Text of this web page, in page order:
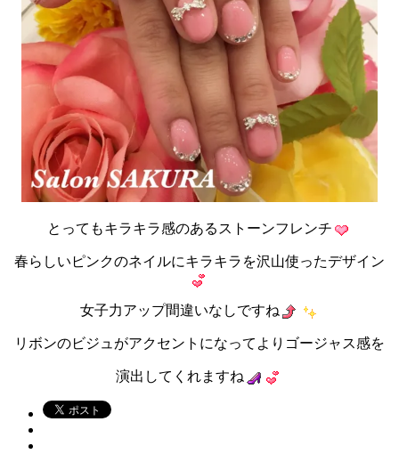
とってもキラキラ感のあるストーンフレンチ
春らしいピンクのネイルにキラキラを沢山使ったデザイン
女子力アップ間違いなしですね
リボンのビジュがアクセントになってよりゴージャス感を
演出してくれますね